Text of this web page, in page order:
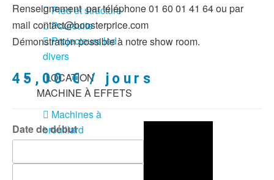
Pied et structure
Poursuite
Projecteurs led
divers
LOCATION
MACHINE À EFFETS
Machines à
brouillard
Machines à
confetti
Renseignement par téléphone 01 60 01 41 64 ou par
mail contact@boosterprice.com
Démonstration possible à notre show room.
45,00€/ jours
Date de début